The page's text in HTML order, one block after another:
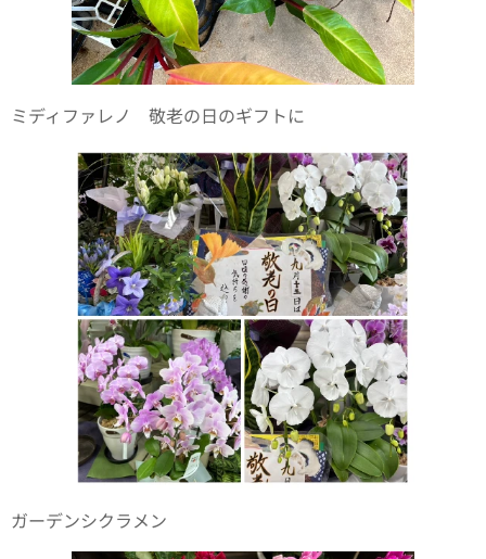
ミディファレノ 敬老の日のギフトに✨
ガーデンシクラメン